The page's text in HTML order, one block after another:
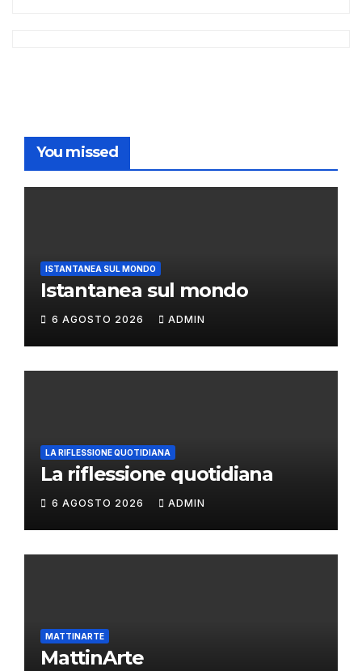
You missed
ISTANTANEA SUL MONDO
Istantanea sul mondo
6 AGOSTO 2026 ADMIN
LA RIFLESSIONE QUOTIDIANA
La riflessione quotidiana
6 AGOSTO 2026 ADMIN
MATTINARTE
MattinArte